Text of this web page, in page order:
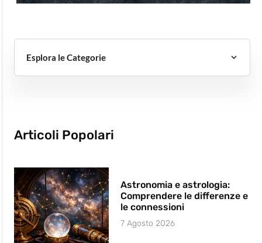
Esplora le Categorie
Articoli Popolari
Astronomia e astrologia:
Comprendere le differenze e
le connessioni
7 Agosto 2026